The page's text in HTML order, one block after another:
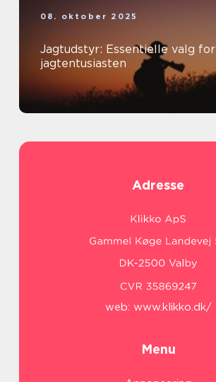
08. oktober 2025
Jagtudstyr: Essentielle valg for
jagtentusiasten
Adresse
web: www.klikko.dk/
Menu